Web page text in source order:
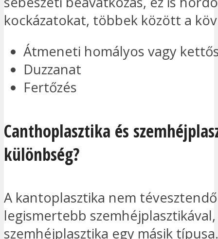
kockázatokat, többek között a
Átmeneti homályos vagy
Duzzanat
Fertőzés
Canthoplasztika és
különbség?
A kantoplasztika nem
legismertebb
szemhéjplasztika egy másik